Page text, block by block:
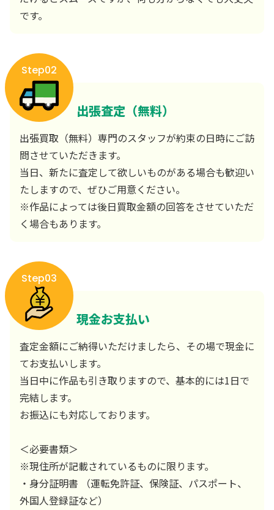
です。
Step02
出張査定（無料）
出張買取（無料）専門のスタッフが約束の日時にご訪
問させていただきます。
当日、新たに査定して欲しいものがある場合も歓迎い
たしますので、ぜひご用意ください。
※作品によっては後日買取金額の回答をさせていただ
く場合もあります。
Step03
現金お支払い
査定金額にご納得いただけましたら、その場で現金に
てお支払いします。
当日中に作品も引き取りますので、基本的には1日で
完結します。
お振込にも対応しております。
＜必要書類＞
※現住所が記載されているものに限ります。
・身分証明書 （運転免許証、保険証、パスポート、
外国人登録証など）